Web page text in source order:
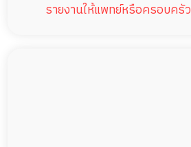
รายงานให้แพทย์หรือครอบครัว